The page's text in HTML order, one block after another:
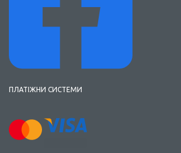
ПЛАТІЖНИ СИСТЕМИ